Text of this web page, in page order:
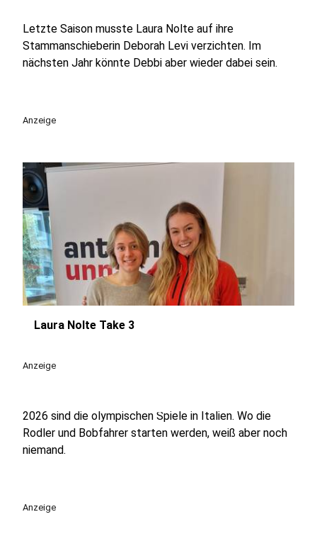
Letzte Saison musste Laura Nolte auf ihre
Stammanschieberin Deborah Levi verzichten. Im
nächsten Jahr könnte Debbi aber wieder dabei sein.
Anzeige
Laura Nolte Take 3
Anzeige
2026 sind die olympischen Spiele in Italien. Wo die
Rodler und Bobfahrer starten werden, weiß aber noch
niemand.
Anzeige